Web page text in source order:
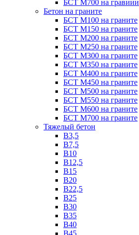
БСТ М700 на гравиии
Бетон на граните
БСТ М100 на граните
БСТ М150 на граните
БСТ М200 на граните
БСТ М250 на граните
БСТ М300 на граните
БСТ М350 на граните
БСТ М400 на граните
БСТ М450 на граните
БСТ М500 на граните
БСТ М550 на граните
БСТ М600 на граните
БСТ М700 на граните
Тяжелый бетон
В3,5
B7,5
В10
В12,5
B15
B20
В22,5
В25
B30
В35
B40
В45